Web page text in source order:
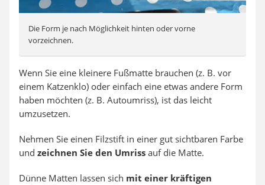
Die Form je nach Möglichkeit hinten oder vorne
vorzeichnen.
Wenn Sie eine kleinere Fußmatte brauchen (z. B. vor
einem Katzenklo) oder einfach eine etwas andere Form
haben möchten (z. B. Autoumriss), ist das leicht
umzusetzen.
Nehmen Sie einen Filzstift in einer gut sichtbaren Farbe
und zeichnen Sie den Umriss auf die Matte.
Dünne Matten lassen sich mit einer kräftigen